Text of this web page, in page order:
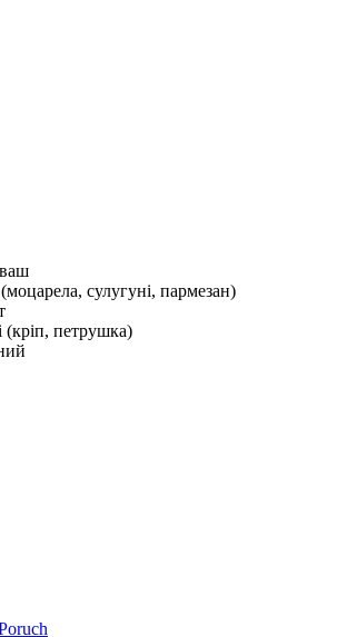
сулугуні, пармезан)
(кріп, петрушка)